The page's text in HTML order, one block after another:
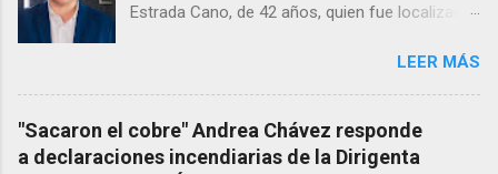
Estrada Cano, de 42 años, quien fue localizado
Menonita, ubicada en el kilómetro 10 del
Corredor Comercial. Según reportes el médico
se habría quitado la vida mientras permanecía
encerrado en el consultorio, por lo que
LEER MÁS
"Sacaron el cobre" Andrea Chávez responde
a declaraciones incendiarias de la Dirigenta